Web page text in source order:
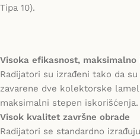
Tipa 10).
Visoka efikasnost, maksimalno
Radijatori su izrađeni tako da
zavarene dve kolektorske
maksimalni stepen iskorišćenja.
Visok kvalitet završne obrade
Radijatori se standardno